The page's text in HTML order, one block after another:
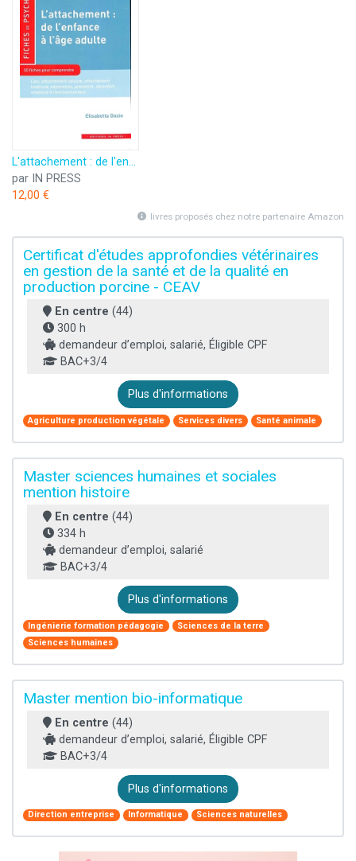
L'attachement : de l'enfance à l'âge adulte: Fiches de psycho
par IN PRESS
12,00 €
livres proposés chez notre partenaire Amazon
Certificat d'études approfondies vétérinaires
en gestion de la santé et de la qualité en
production porcine - CEAV
En centre (44)
300 h
demandeur d’emploi, salarié, Éligible CPF
BAC+3/4
Plus d'informations
Agriculture production végétale Services divers Santé animale
Master sciences humaines et sociales
mention histoire
En centre (44)
334 h
demandeur d’emploi, salarié
BAC+3/4
Plus d'informations
Ingénierie formation pédagogie
Sciences de la terre
Sciences humaines
Master mention bio-informatique
En centre (44)
demandeur d’emploi, salarié, Éligible CPF
BAC+3/4
Plus d'informations
Direction entreprise Informatique Sciences naturelles